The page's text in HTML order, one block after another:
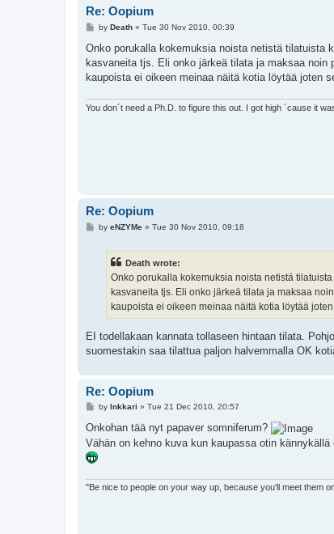
Re: Oopium
P
s
by Death» Tue 30 Nov 2010, 00:39
Onko porukalla kokemuksia noista netistä tilatuista
kasvaneita tjs. Eli onko järkeä tilata ja maksaa
kaupoista ei oikeen meinaa näitä kotia löytää joten
You don´t need a Ph.D. to figure this out. I got high ´cause it
Re: Oopium
Pby eNZYMe» Tue 30 Nov 2010, 09:18
Death wrote:
Onko porukalla kokemuksia noista netistä
kasvaneita tjs. Eli onko järkeä tilata ja maksaa
kaupoista ei oikeen meinaa näitä kotia löytää
EI todellakaan kannata tollaseen hintaan tilata.
suomestakin saa tilattua paljon halvemmalla OK
Re: Oopium
P
s
by Inkkari » Tue 21 Dec 2010, 20:57
Onkohan tää nyt papaver somniferum?
Vähän on kehno kuva kun kaupassa otin
"Be nice to people on your way up, because you'll meet them